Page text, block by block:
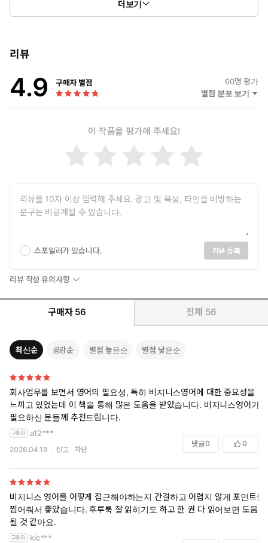
고급 실무영어 과정 수료
페르노리카 Employee Excellence Award
더보기
리뷰
4.9 구매자 별점 60명 평가
별점 분포 보기
이 작품을 평가해 주세요!
스포일러가 있습니다. 리뷰 등록
리뷰 작성 유의사항
구매자 56 전체 56
최신순 공감순 별점 높은순 별점 낮은순
회사업무를 보면서 영어의 필요성, 특히 비지니스영어에 대한 중요성을
느끼고 있었는데 이 책을 통해 많은 도움을 받았습니다. 비지니스영어가
필요하신 분들께 추천드립니다.
a12***
2026.04.19 신고 차단
댓글0 0
비지니스 영어를 어떻게 접근해야하는지 간결하고 어렵지 않게 포인트를
찝어줘서 좋았습니다. 후루룩 잘 읽히기도 하고 한 권 다 읽어보면 도움이
될 것 같아요.
kic***